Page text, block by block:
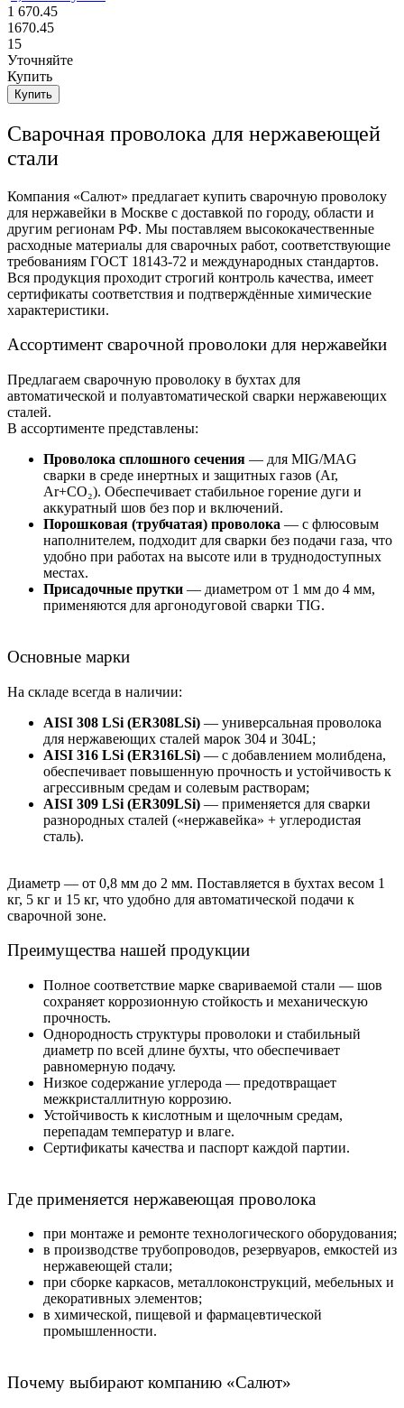
1 670.45
1670.45
15
Уточняйте
Купить
Купить
Сварочная проволока для нержавеющей
стали
Компания «Салют» предлагает купить сварочную проволоку
для нержавейки в Москве с доставкой по городу, области и
другим регионам РФ. Мы поставляем высококачественные
расходные материалы для сварочных работ, соответствующие
требованиям ГОСТ 18143-72 и международных стандартов.
Вся продукция проходит строгий контроль качества, имеет
сертификаты соответствия и подтверждённые химические
характеристики.
Ассортимент сварочной проволоки для нержавейки
Предлагаем сварочную проволоку в бухтах для
автоматической и полуавтоматической сварки нержавеющих
сталей.
В ассортименте представлены:
Проволока сплошного сечения — для MIG/MAG
сварки в среде инертных и защитных газов (Ar,
Ar+CO₂). Обеспечивает стабильное горение дуги и
аккуратный шов без пор и включений.
Порошковая (трубчатая) проволока — с флюсовым
наполнителем, подходит для сварки без подачи газа, что
удобно при работах на высоте или в труднодоступных
местах.
Присадочные прутки — диаметром от 1 мм до 4 мм,
применяются для аргонодуговой сварки TIG.
Основные марки
На складе всегда в наличии:
AISI 308 LSi (ER308LSi) — универсальная проволока
для нержавеющих сталей марок 304 и 304L;
AISI 316 LSi (ER316LSi) — с добавлением молибдена,
обеспечивает повышенную прочность и устойчивость к
агрессивным средам и солевым растворам;
AISI 309 LSi (ER309LSi) — применяется для сварки
разнородных сталей («нержавейка» + углеродистая
сталь).
Диаметр — от 0,8 мм до 2 мм. Поставляется в бухтах весом 1
кг, 5 кг и 15 кг, что удобно для автоматической подачи к
сварочной зоне.
Преимущества нашей продукции
Полное соответствие марке свариваемой стали — шов
сохраняет коррозионную стойкость и механическую
прочность.
Однородность структуры проволоки и стабильный
диаметр по всей длине бухты, что обеспечивает
равномерную подачу.
Низкое содержание углерода — предотвращает
межкристаллитную коррозию.
Устойчивость к кислотным и щелочным средам,
перепадам температур и влаге.
Сертификаты качества и паспорт каждой партии.
Где применяется нержавеющая проволока
при монтаже и ремонте технологического оборудования;
в производстве трубопроводов, резервуаров, емкостей из
нержавеющей стали;
при сборке каркасов, металлоконструкций, мебельных и
декоративных элементов;
в химической, пищевой и фармацевтической
промышленности.
Почему выбирают компанию «Салют»